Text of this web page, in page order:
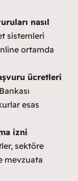
nasıl
sistemleri
ortamda
ücretleri
esas
izni
sektöre
mevzuata